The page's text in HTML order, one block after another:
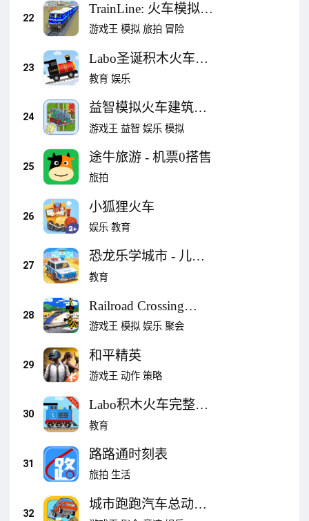
22
TrainLine: 火车模拟器
- 城市高速铁路模拟
游戏王 模拟 旅拍 冒险
23
Labo圣诞积木火车儿
童游戏:儿童火车游戏
教育 娱乐
24
益智模拟火车建筑工-
火车关卡游戏
游戏王 益智 娱乐 模拟
25
途牛旅游 - 机票0搭售
旅拍
26
小狐狸火车
娱乐 教育
27
恐龙乐学城市 - 儿童
创造力培养，教育益
教育
28
Railroad Crossing
Train 3D
游戏王 模拟 娱乐 聚会
29
和平精英
游戏王 动作 策略
30
Labo积木火车完整版:
儿童火车游戏铁路游
教育
31
路路通时刻表
旅拍 生活
32
城市跑跑汽车总动员-